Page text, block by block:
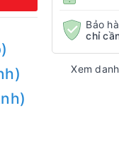
Bảo
chỉ
Xem